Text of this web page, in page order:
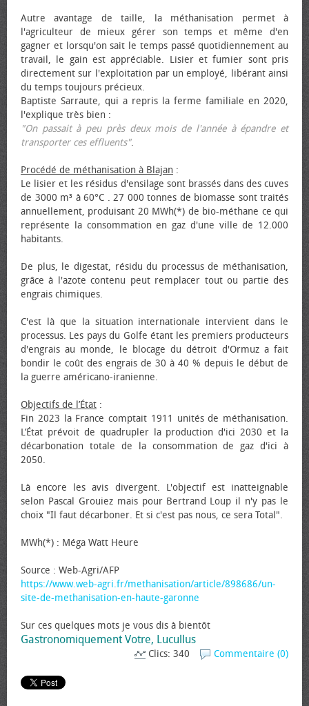
Autre avantage de taille, la méthanisation permet à
l'agriculteur de mieux gérer son temps et même d'en
gagner et lorsqu'on sait le temps passé quotidiennement au
travail, le gain est appréciable. Lisier et fumier sont pris
directement sur l'exploitation par un employé, libérant ainsi
du temps toujours précieux.
Baptiste Sarraute, qui a repris la ferme familiale en 2020,
l'explique très bien :
"On passait à peu près deux mois de l'année à épandre et
transporter ces effluents".
Procédé de méthanisation à Blajan :
Le lisier et les résidus d'ensilage sont brassés dans des cuves
de 3000 m³ à 60°C . 27 000 tonnes de biomasse sont traités
annuellement, produisant 20 MWh(*) de bio-méthane ce qui
représente la consommation en gaz d'une ville de 12.000
habitants.
De plus, le digestat, résidu du processus de méthanisation,
grâce à l'azote contenu peut remplacer tout ou partie des
engrais chimiques.
C'est là que la situation internationale intervient dans le
processus. Les pays du Golfe étant les premiers producteurs
d'engrais au monde, le blocage du détroit d'Ormuz a fait
bondir le coût des engrais de 30 à 40 % depuis le début de
la guerre américano-iranienne.
Objectifs de l’État :
Fin 2023 la France comptait 1911 unités de méthanisation.
L’État prévoit de quadrupler la production d'ici 2030 et la
décarbonation totale de la consommation de gaz d'ici à
2050.
Là encore les avis divergent. L'objectif est inatteignable
selon Pascal Grouiez mais pour Bertrand Loup il n'y pas le
choix "Il faut décarboner. Et si c'est pas nous, ce sera Total".
MWh(*) : Méga Watt Heure
Source : Web-Agri/AFP
https://www.web-agri.fr/methanisation/article/898686/un-
site-de-methanisation-en-haute-garonne
Sur ces quelques mots je vous dis à bientôt
Gastronomiquement Votre, Lucullus
Commentaire (0)
Clics: 340